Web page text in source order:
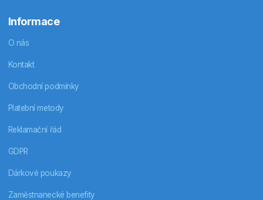
Informace
O nás
Kontakt
Obchodní podmínky
Platební metody
Reklamační řád
GDPR
Dárkové poukazy
Zaměstnanecké benefity